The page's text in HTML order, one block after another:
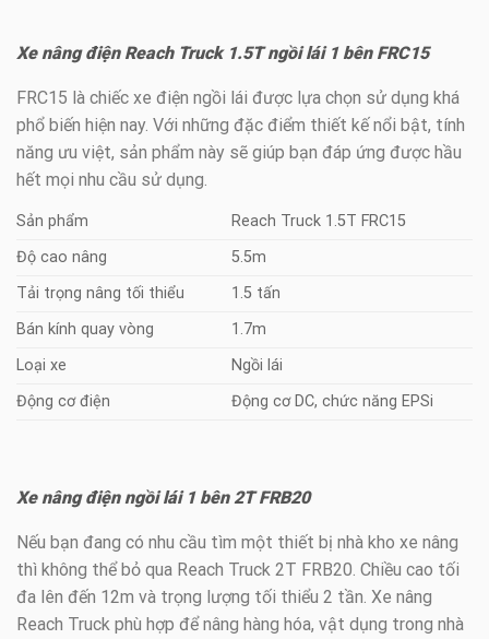
Xe nâng điện Reach Truck 1.5T ngồi lái 1 bên FRC15
FRC15 là chiếc xe điện ngồi lái được lựa chọn sử dụng khá
phổ biến hiện nay. Với những đặc điểm thiết kế nổi bật, tính
năng ưu việt, sản phẩm này sẽ giúp bạn đáp ứng được hầu
hết mọi nhu cầu sử dụng.
Sản phẩm
Reach Truck 1.5T FRC15
Độ cao nâng
5.5m
Tải trọng nâng tối thiểu
1.5 tấn
Bán kính quay vòng
1.7m
Loại xe
Ngồi lái
Động cơ điện
Động cơ DC, chức năng EPSi
Xe nâng điện ngồi lái 1 bên 2T FRB20
Nếu bạn đang có nhu cầu tìm một thiết bị nhà kho xe nâng
thì không thể bỏ qua Reach Truck 2T FRB20. Chiều cao tối
đa lên đến 12m và trọng lượng tối thiểu 2 tần. Xe nâng
Reach Truck phù hợp để nâng hàng hóa, vật dụng trong nhà